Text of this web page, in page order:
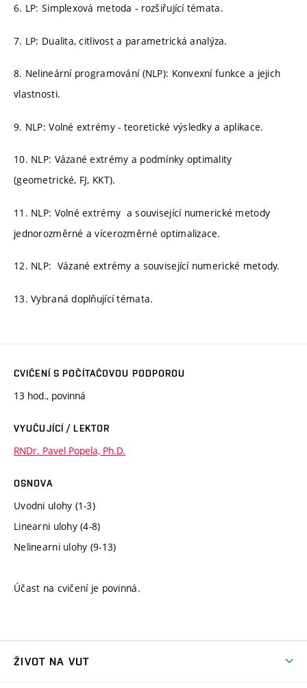
6. LP: Simplexová metoda - rozšiřující témata.
7. LP: Dualita, citlivost a parametrická analýza.
8. Nelineární programování (NLP): Konvexní funkce a jejich
vlastnosti.
9. NLP: Volné extrémy - teoretické výsledky a aplikace.
10. NLP: Vázané extrémy a podmínky optimality
(geometrické, FJ, KKT).
11. NLP: Volné extrémy a související numerické metody
jednorozměrné a vícerozměrné optimalizace.
12. NLP: Vázané extrémy a související numerické metody.
13. Vybraná doplňující témata.
CVIČENÍ S POČÍTAČOVOU PODPOROU
13 hod., povinná
VYUČUJÍCÍ / LEKTOR
RNDr. Pavel Popela, Ph.D.
OSNOVA
Uvodni ulohy (1-3)
Linearni ulohy (4-8)
Nelinearni ulohy (9-13)
Účast na cvičení je povinná.
ŽIVOT NA VUT